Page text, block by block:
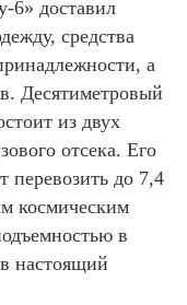
6» доставил
средства
а
Десятиметровый
из двух
отсека. Его
до 7,4
космическим
в
настоящий